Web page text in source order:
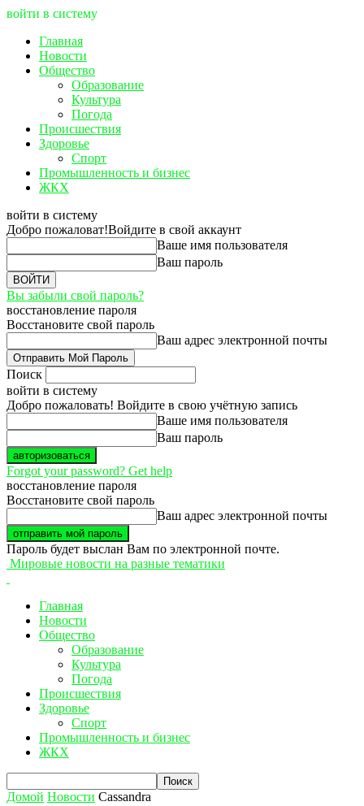
войти в систему
Главная
Новости
Общество
Образование
Культура
Погода
Происшествия
Здоровье
Спорт
Промышленность и бизнес
ЖКХ
войти в систему
Добро пожаловат!Войдите в свой аккаунт
Ваше имя пользователя
Ваш пароль
Вы забыли свой пароль?
восстановление пароля
Восстановите свой пароль
Ваш адрес электронной почты
Поиск
войти в систему
Добро пожаловать! Войдите в свою учётную запись
Ваше имя пользователя
Ваш пароль
Forgot your password? Get help
восстановление пароля
Восстановите свой пароль
Ваш адрес электронной почты
Пароль будет выслан Вам по электронной почте.
Мировые новости на разные тематики
Главная
Новости
Общество
Образование
Культура
Погода
Происшествия
Здоровье
Спорт
Промышленность и бизнес
ЖКХ
Домой Новости Cassandra